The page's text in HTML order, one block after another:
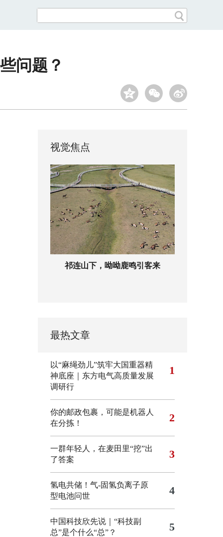
问题？
视觉焦点
祁连山下，呦呦鹿鸣引客来
最热文章
以“麻绳劲儿”筑牢大国重器精
神底座｜东方电气高质量发展
调研行
1
你的邮政包裹，可能是机器人
在分拣！
2
一群年轻人，在麦田里“挖”出
了答案
3
氢电共储！气-固氢负离子原
型电池问世
4
中国科技欣先说｜“科技副
总”是个什么“总”？
5